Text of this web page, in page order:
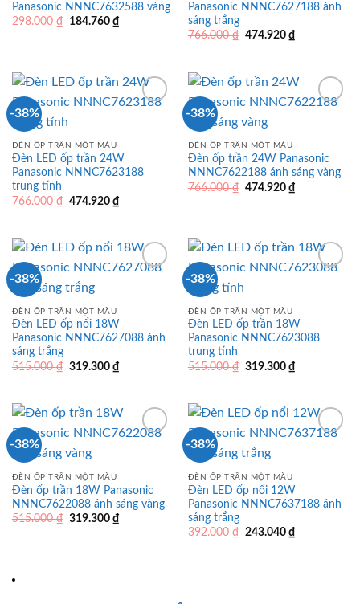
Panasonic NNNC7632588 vàng
298.000₫
Giá
184.760 ₫Giá
Panasonic NNNC7627188 ánh
sáng trắng
766.000₫ Giá
474.920 ₫Giá
474.920 ₫.
-38%
ĐÈN ỐP TRẦN MỘT MÀU
Đèn LED ốp trần 24W
Panasonic NNNC7623188
trung tính
766.000₫ Giá
474.920 ₫Giá
hiện
474.920 ₫.
-38%
ĐÈN ỐP TRẦN MỘT MÀU
Đèn ốp trần 24W Panasonic
NNNC7622188 ánh sáng vàng
766.000₫ Giá
474.920 ₫Giá
hiện
-38%
ĐÈN ỐP TRẦN MỘT MÀU
Đèn LED ốp nổi 18W
Panasonic NNNC7627088 ánh
sáng trắng
515.000₫ Giá
319.300 ₫Giá
hiện
319.300 ₫.
-38%
ĐÈN ỐP TRẦN MỘT MÀU
Đèn LED ốp trần 18W
Panasonic NNNC7623088
trung tính
515.000₫ Giá
319.300 ₫Giá
hiện
319.300 ₫.
-38%
ĐÈN ỐP TRẦN MỘT MÀU
Đèn ốp trần 18W Panasonic
NNNC7622088 ánh sáng vàng
515.000₫ Giá
319.300 ₫Giá
-38%
ĐÈN ỐP TRẦN MỘT MÀU
Đèn LED ốp nổi 12W
Panasonic NNNC7637188 ánh
sáng trắng
392.000₫ Giá
243.040 ₫Giá